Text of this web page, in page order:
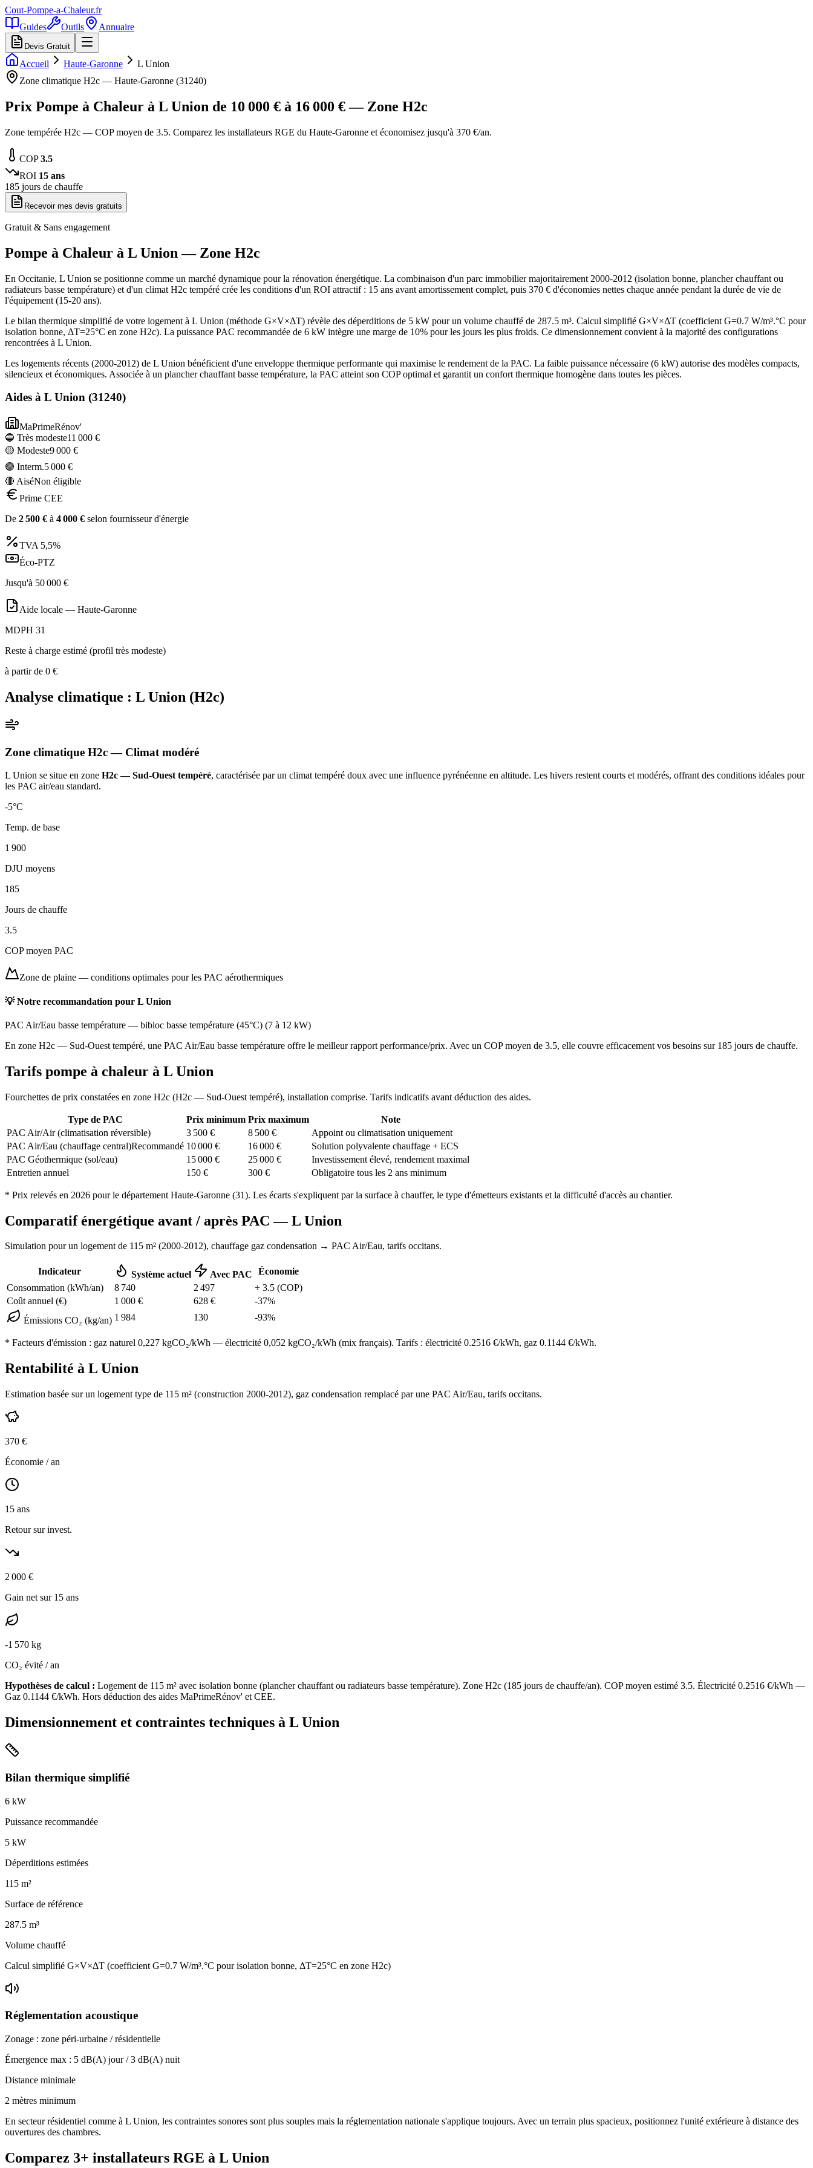
Cout-Pompe-a-Chaleur.fr
Guides
Outils Annuaire
Devis Gratuit
Accueil Haute-Garonne
L Union
Zone climatique H2c — Haute-Garonne (31240)
Prix Pompe à Chaleur à L Union de 10 000 € à 16 000 € — Zone H2c
Zone tempérée H2c — COP moyen de 3.5. Comparez les installateurs RGE du Haute-Garonne et économisez jusqu'à 370 €/an.
COP3.5
ROI 15 ans
185 jours de chauffe
Recevoir mes devis gratuits
Gratuit & Sans engagement
Pompe à Chaleur à L Union — Zone H2c
En Occitanie, L Union se positionne comme un marché dynamique pour la rénovation énergétique. La combinaison d'un parc immobilier majoritairement 2000-2012 (isolation bonne, plancher chauffant ou
radiateurs basse température) et d'un climat H2c tempéré crée les conditions d'un ROI attractif : 15 ans avant amortissement complet, puis 370 € d'économies nettes chaque année pendant la durée de vie de
l'équipement (15-20 ans).
Le bilan thermique simplifié de votre logement à L Union (méthode G×V×ΔT) révèle des déperditions de 5 kW pour un volume chauffé de 287.5 m³. Calcul simplifié G×V×ΔT (coefficient G=0.7 W/m³.°C pour
isolation bonne, ΔT=25°C en zone H2c). La puissance PAC recommandée de 6 kW intègre une marge de 10% pour les jours les plus froids. Ce dimensionnement convient à la majorité des configurations
rencontrées à L Union.
Les logements récents (2000-2012) de L Union bénéficient d'une enveloppe thermique performante qui maximise le rendement de la PAC. La faible puissance nécessaire (6 kW) autorise des modèles compacts,
silencieux et économiques. Associée à un plancher chauffant basse température, la PAC atteint son COP optimal et garantit un confort thermique homogène dans toutes les pièces.
Aides à L Union (31240)
MaPrimeRénov'
🔵 Très modeste11 000 €
🟡 Modeste9 000 €
🟣 Interm.5 000 €
🔴 AiséNon éligible
Prime CEE
De 2 500 € à 4 000 € selon fournisseur d'énergie
TVA 5,5%
Éco-PTZ
Jusqu'à 50 000 €
Aide locale — Haute-Garonne
MDPH 31
Reste à charge estimé (profil très modeste)
à partir de 0 €
Analyse climatique : L Union (H2c)
Zone climatique H2c— Climat modéré
L Union se situe en zone H2c — Sud-Ouest tempéré, caractérisée par un climat tempéré doux avec une influence pyrénéenne en altitude. Les hivers restent courts et modérés, offrant des conditions idéales pour
les PAC air/eau standard.
-5°C
Temp. de base
1 900
DJU moyens
185
Jours de chauffe
3.5
COP moyen PAC
Zone de plaine — conditions optimales pour les PAC aérothermiques
💡 Notre recommandation pour L Union
PAC Air/Eau basse température — bibloc basse température (45°C) (7 à 12 kW)
En zone H2c — Sud-Ouest tempéré, une PAC Air/Eau basse température offre le meilleur rapport performance/prix. Avec un COP moyen de 3.5, elle couvre efficacement vos besoins sur 185 jours de chauffe.
Tarifs pompe à chaleur à L Union
Fourchettes de prix constatées en zone H2c (H2c — Sud-Ouest tempéré), installation comprise. Tarifs indicatifs avant déduction des aides.
Type de PAC Prix minimum Prix maximum
Note
PAC Air/Air (climatisation réversible)
3 500 € 8 500 €
Appoint ou climatisation uniquement
PAC Air/Eau (chauffage central)Recommandé 10 000 € 16 000 €
Solution polyvalente chauffage + ECS
PAC Géothermique (sol/eau)
15 000 € 25 000 €
Investissement élevé, rendement maximal
Entretien annuel
150 € 300 € Obligatoire tous les 2 ans minimum
* Prix relevés en 2026 pour le département Haute-Garonne (31). Les écarts s'expliquent par la surface à chauffer, le type d'émetteurs existants et la difficulté d'accès au chantier.
Comparatif énergétique avant / après PAC —L Union
Simulation pour un logement de 115 m² (2000-2012), chauffage gaz condensation → PAC Air/Eau, tarifs occitans.
Indicateur Système actuel Avec PAC
Économie
Consommation (kWh/an)
8 740 2 497 ÷ 3.5 (COP)
Coût annuel (€)
1 000 € 628 € -37%
Émissions CO₂ (kg/an) 1 984 130 -93%
* Facteurs d'émission : gaz naturel 0,227 kgCO₂/kWh — électricité 0,052 kgCO₂/kWh (mix français). Tarifs : électricité 0.2516 €/kWh, gaz 0.1144 €/kWh.
Rentabilité à L Union
Estimation basée sur un logement type de 115 m² (construction 2000-2012), gaz condensation remplacé par une PAC Air/Eau, tarifs occitans.
370 €
Économie / an
15 ans
Retour sur invest.
2 000 €
Gain net sur 15 ans
-1 570 kg
CO₂ évité / an
Hypothèses de calcul : Logement de 115 m² avec isolation bonne (plancher chauffant ou radiateurs basse température). Zone H2c (185 jours de chauffe/an). COP moyen estimé 3.5. Électricité 0.2516 €/kWh —
Gaz 0.1144 €/kWh. Hors déduction des aides MaPrimeRénov' et CEE.
Dimensionnement et contraintes techniques à L Union
Bilan thermique simplifié
6 kW
Puissance recommandée
5 kW
Déperditions estimées
115 m²
Surface de référence
287.5 m³
Volume chauffé
Calcul simplifié G×V×ΔT (coefficient G=0.7 W/m³.°C pour isolation bonne, ΔT=25°C en zone H2c)
Réglementation acoustique
Zonage : zone péri-urbaine / résidentielle
Émergence max : 5 dB(A) jour /3 dB(A) nuit
Distance minimale
2 mètres minimum
En secteur résidentiel comme à L Union, les contraintes sonores sont plus souples mais la réglementation nationale s'applique toujours. Avec un terrain plus spacieux, positionnez l'unité extérieure à distance des
ouvertures des chambres.
Comparez 3+ installateurs RGE à L Union